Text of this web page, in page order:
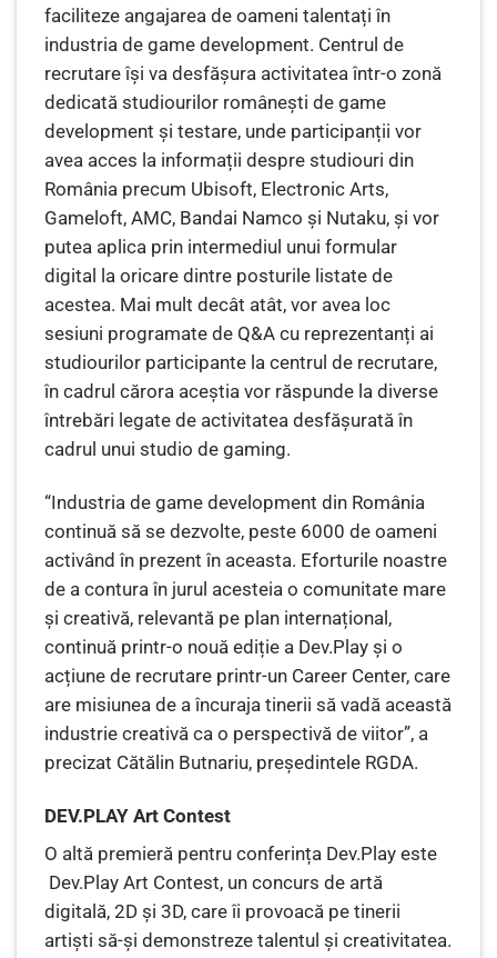
faciliteze angajarea de oameni talentați în
industria de game development. Centrul de
recrutare își va desfășura activitatea într-o zonă
dedicată studiourilor românești de game
development și testare, unde participanții vor
avea acces la informații despre studiouri din
România precum Ubisoft, Electronic Arts,
Gameloft, AMC, Bandai Namco și Nutaku, și vor
putea aplica prin intermediul unui formular
digital la oricare dintre posturile listate de
acestea. Mai mult decât atât, vor avea loc
sesiuni programate de Q&A cu reprezentanți ai
studiourilor participante la centrul de recrutare,
în cadrul cărora aceștia vor răspunde la diverse
întrebări legate de activitatea desfășurată în
cadrul unui studio de gaming.
“Industria de game development din România
continuă să se dezvolte, peste 6000 de oameni
activând în prezent în aceasta. Eforturile noastre
de a contura în jurul acesteia o comunitate mare
și creativă, relevantă pe plan internațional,
continuă printr-o nouă ediție a Dev.Play și o
acțiune de recrutare printr-un Career Center, care
are misiunea de a încuraja tinerii să vadă această
industrie creativă ca o perspectivă de viitor”, a
precizat Cătălin Butnariu, președintele RGDA.
DEV.PLAY Art Contest
O altă premieră pentru conferința Dev.Play este
Dev.Play Art Contest, un concurs de artă
digitală, 2D și 3D, care îi provoacă pe tinerii
artiști să-și demonstreze talentul și creativitatea.